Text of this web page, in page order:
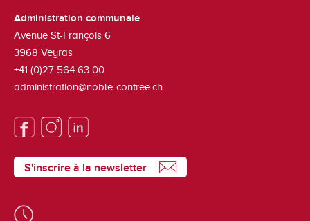
Administration communale
Avenue St-François 6
3968 Veyras
+41 (0)27 564 63 00
administration@noble-contree.ch
S'inscrire à la newsletter